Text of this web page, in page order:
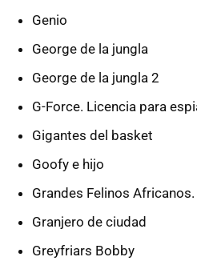
Genio
George de la jungla
George de la jungla 2
G-Force. Licencia para
Gigantes del basket
Goofy e hijo
Grandes Felinos
Granjero de ciudad
Greyfriars Bobby